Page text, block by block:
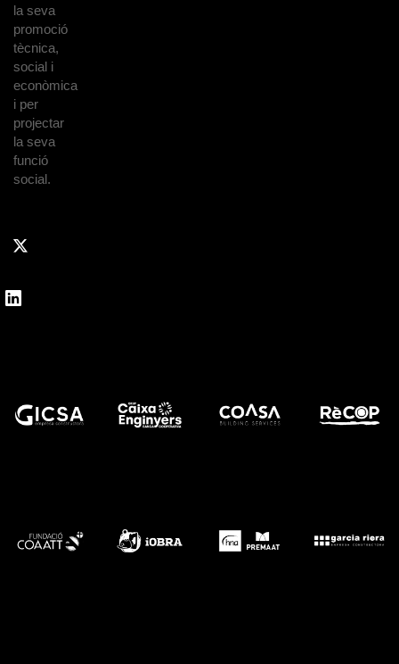
la seva
promoció
tècnica,
social i
econòmica
i per
projectar
la seva
funció
social.